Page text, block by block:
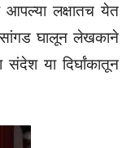
आपल्या लक्षातच येत
घालून लेखकाने
या दिर्घांकातून